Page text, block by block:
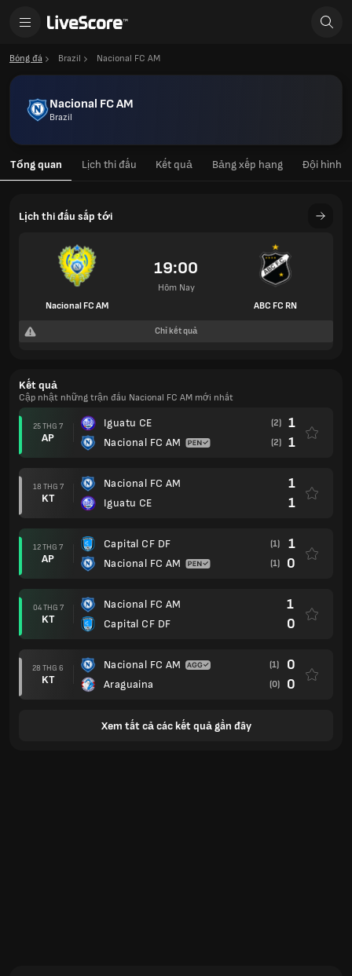
Bóng đá Brazil Nacional FC AM
Nacional FC AM
Brazil
Tổng quan Lịch thi đấu Kết quả Bảng xếp hạng Đội hình
Lịch thi đấu sắp tới
Nacional FC AM
19:00
Hôm Nay
ABC FC RN
Chỉ kết quả
Kết quả
Cập nhật những trận đấu Nacional FC AM mới nhất
25 THG 7
AP
Iguatu CE
Nacional FC AM
(2) 1
(2) 1
18 THG 7
KT
Nacional FC AM
Iguatu CE
1
1
12 THG 7
AP
Capital CF DF
Nacional FC AM
(1) 1
(1) 0
04 THG 7
KT
Nacional FC AM
Capital CF DF
1
0
28 THG 6
KT
Nacional FC AM
Araguaina
(1) 0
(0) 0
Xem tất cả các kết quả gần đây